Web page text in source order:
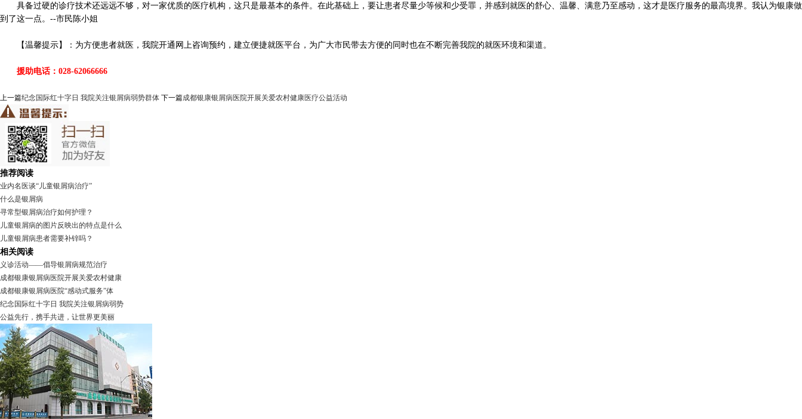
具备过硬的诊疗技术还远远不够，对一家优质的医疗机构，这只是最基本的条件。在此基础上，要让患者尽量少等候和少受罪，并感到就医的舒心、温馨、满意乃至感动，这才是医疗服务的最高境界。我认为银康做
到了这一点。--市民陈小姐
【温馨提示】：为方便患者就医，我院开通网上咨询预约，建立便捷就医平台，为广大市民带去方便的同时也在不断完善我院的就医环境和渠道。
援助电话：028-62066666
上一篇纪念国际红十字日 我院关注银屑病弱势群体 下一篇成都银康银屑病医院开展关爱农村健康医疗公益活动
推荐阅读
业内名医谈“儿童银屑病治疗”
什么是银屑病
寻常型银屑病治疗如何护理？
儿童银屑病的图片反映出的特点是什么
儿童银屑病患者需要补锌吗？
相关阅读
义诊活动——倡导银屑病规范治疗
成都银康银屑病医院开展关爱农村健康
成都银康银屑病医院“感动式服务”体
纪念国际红十字日 我院关注银屑病弱势
公益先行，携手共进，让世界更美丽